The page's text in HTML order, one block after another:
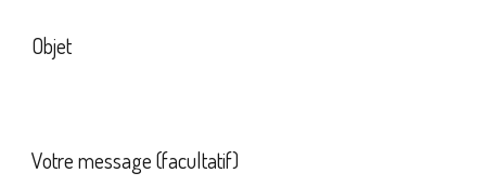
Objet
Votre message (facultatif)